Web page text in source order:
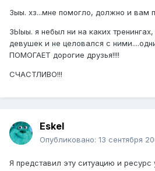
Зыы. хз...мне помогло, должно и вам
ЗЫыы. я небыл ни на каких
девушек и не целовался с
ПОМОГАЕТ дорогие друзья!!!!
СЧАСТЛИВО!!!
Eskel
Опубликовано: 13 сентября
Я представил эту ситуацию и